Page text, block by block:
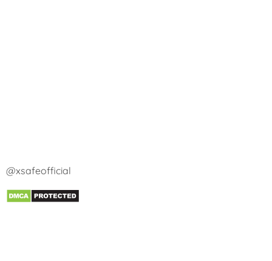
@xsafeofficial